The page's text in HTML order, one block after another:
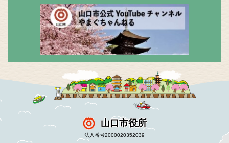
山口市役所
法人番号2000020352039